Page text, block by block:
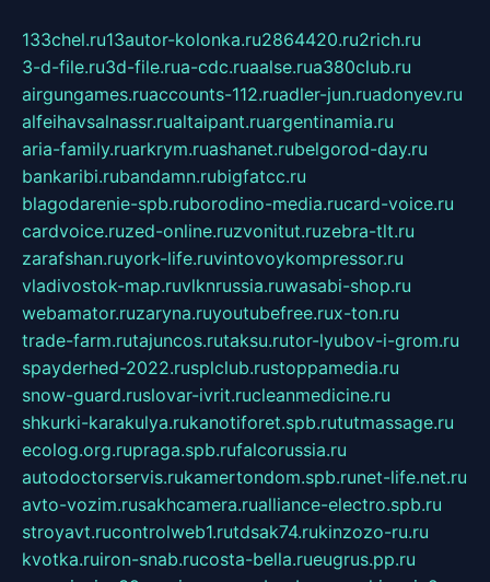
133chel.ru13autor-kolonka.ru2864420.ru2rich.ru
3-d-file.ru3d-file.rua-cdc.ruaalse.rua380club.ru
airgungames.ruaccounts-112.ruadler-jun.ruadonyev.ru
alfeihavsalnassr.rualtaipant.ruargentinamia.ru
aria-family.ruarkrym.ruashanet.rubelgorod-day.ru
bankaribi.rubandamn.rubigfatcc.ru
blagodarenie-spb.ruborodino-media.rucard-voice.ru
cardvoice.ruzed-online.ruzvonitut.ruzebra-tlt.ru
zarafshan.ruyork-life.ruvintovoykompressor.ru
vladivostok-map.ruvlknrussia.ruwasabi-shop.ru
webamator.ruzaryna.ruyoutubefree.rux-ton.ru
trade-farm.rutajuncos.rutaksu.rutor-lyubov-i-grom.ru
spayderhed-2022.rusplclub.rustoppamedia.ru
snow-guard.ruslovar-ivrit.rucleanmedicine.ru
shkurki-karakulya.rukanotiforet.spb.rututmassage.ru
ecolog.org.rupraga.spb.rufalcorussia.ru
autodoctorservis.rukamertondom.spb.runet-life.net.ru
avto-vozim.rusakhcamera.rualliance-electro.spb.ru
stroyavt.rucontrolweb1.rutdsak74.rukinzozo-ru.ru
kvotka.ruiron-snab.rucosta-bella.rueugrus.pp.ru